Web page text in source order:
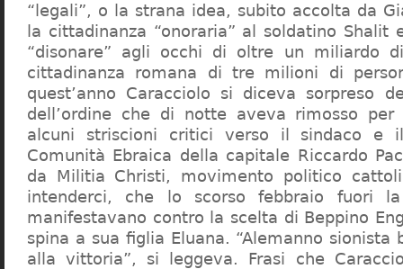
“legali”, o la strana idea, subito accolta da
la cittadinanza “onoraria” al soldatino Shalit
“disonare” agli occhi di oltre un miliardo
cittadinanza romana di tre milioni di
quest’anno Caracciolo si diceva sorpreso
dell’ordine che di notte aveva rimosso
alcuni striscioni critici verso il sindaco e
Comunità Ebraica della capitale Riccardo
da Militia Christi, movimento politico
intenderci, che lo scorso febbraio fuori
manifestavano contro la scelta di Beppino
spina a sua figlia Eluana. “Alemanno sionista
alla vittoria”, si leggeva. Frasi che